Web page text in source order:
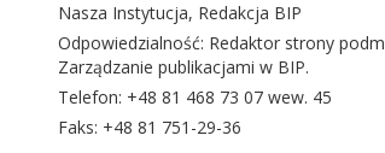
Nasza Instytucja, Redakcja BIP
Odpowiedzialność: Redaktor strony
Zarządzanie publikacjami w BIP.
Telefon: +48 81 468 73 07 wew. 45
Faks: +48 81 751-29-36